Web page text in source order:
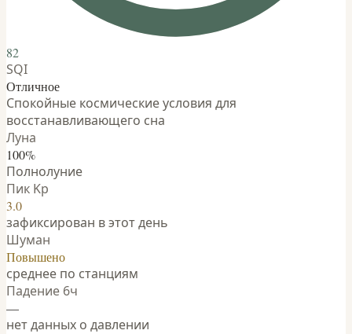
82
SQI
Отличное
Спокойные космические условия для
восстанавливающего сна
Луна
100%
Полнолуние
Пик Kp
3.0
зафиксирован в этот день
Шуман
Повышено
среднее по станциям
Падение 6ч
—
нет данных о давлении